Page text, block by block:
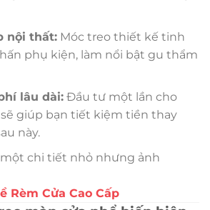
nội thất:Móc treo thiết kế tinh
phụ kiện, làm nổi bật gu thẩm
lâu dài:Đầu tư một lần cho
giúp bạn tiết kiệm tiền thay
này.
một chi tiết nhỏ nhưng ảnh
Rèm Cửa Cao Cấp